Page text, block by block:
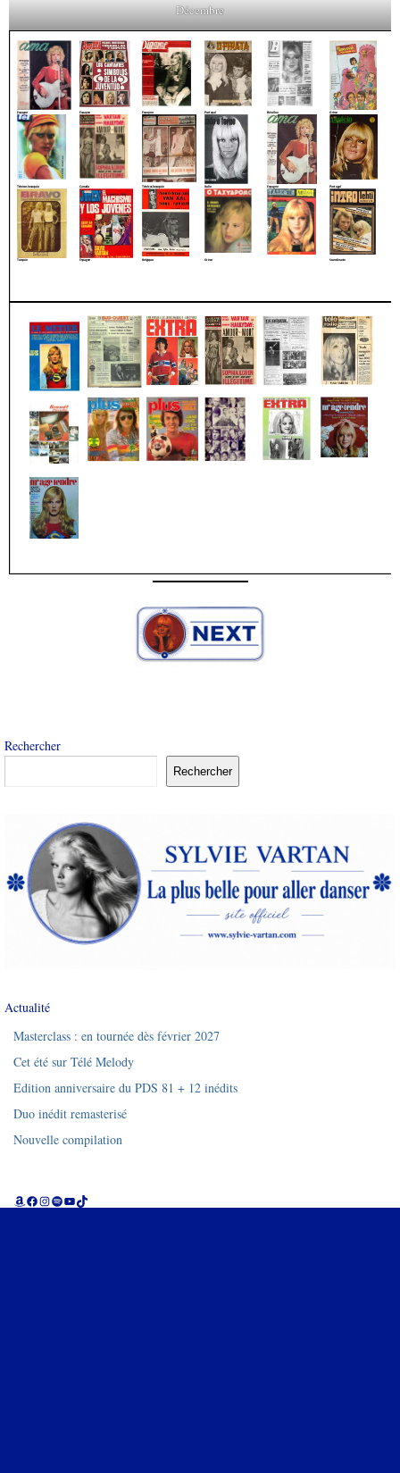
Décembre
Rechercher
Rechercher
Actualité
Masterclass : en tournée dès février 2027
Cet été sur Télé Melody
Edition anniversaire du PDS 81 + 12 inédits
Duo inédit remasterisé
Nouvelle compilation
Amazon
Facebook
Instagram
Spotify
YouTube
TikTok